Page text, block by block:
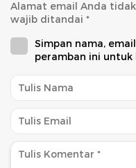
Alamat email Anda
wajib ditandai *
Simpan nama,
peramban ini untuk